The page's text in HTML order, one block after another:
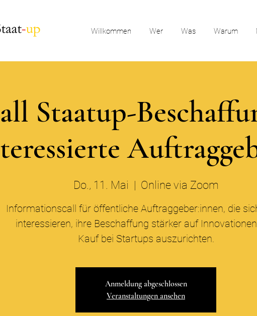
Willkommen Wer Was Warum
Staatup-
Do., 11. Mai
  |
Online via Zoom
Informationscall für öffentliche Auftraggeber:innen, die
interessieren, ihre Beschaffung stärker auf
Kauf bei Startups auszurichten.
Anmeldung abgeschlossen
Veranstaltungen ansehen